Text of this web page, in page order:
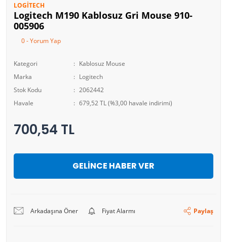
LOGITECH
Logitech M190 Kablosuz Gri Mouse 910-
005906
0 - Yorum Yap
Kategori
Kablosuz Mouse
Marka
Logitech
Stok Kodu
2062442
Havale
679,52 TL (%3,00 havale indirimi)
700,54 TL
GELİNCE HABER VER
Arkadaşına Öner Fiyat Alarmı Paylaş